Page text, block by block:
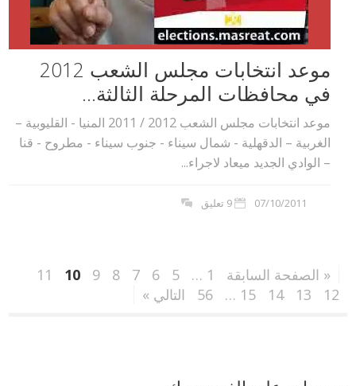
موعد انتخابات مجلس الشعب 2012
في محافظات المرحلة الثالثة...
موعد انتخابات مجلس الشعب 2012 / 2011 المنيا - القليوبية –
الغربية – الدقهلية - شمال سيناء - جنوب سيناء - مطروح - قنا
– الوادي الجديد ميعاد لاجراء...
07/10/2011 9 تعليق
« الصفحة السابقة 1
…
5
6
7
8
9
10
11
12
13
14
15
…
56 التالي »